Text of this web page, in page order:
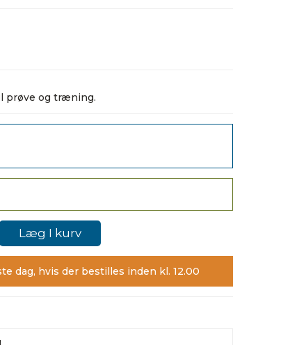
prøve og træning.
Læg I kurv
dag, hvis der bestilles inden kl. 12.00